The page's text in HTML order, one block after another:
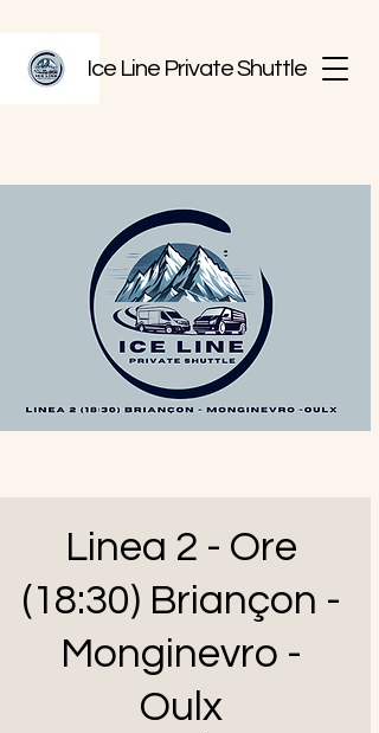
Ice Line Private Shuttle
Linea 2 - Ore
(18:30) Briançon -
Monginevro -
Oulx